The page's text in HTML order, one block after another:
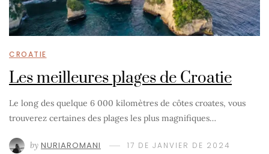
CROATIE
Les meilleures plages de Croatie
Le long des quelque 6 000 kilomètres de côtes croates, vous
trouverez certaines des plages les plus magnifiques…
by NURIAROMANI 17 DE JANVIER DE 2024